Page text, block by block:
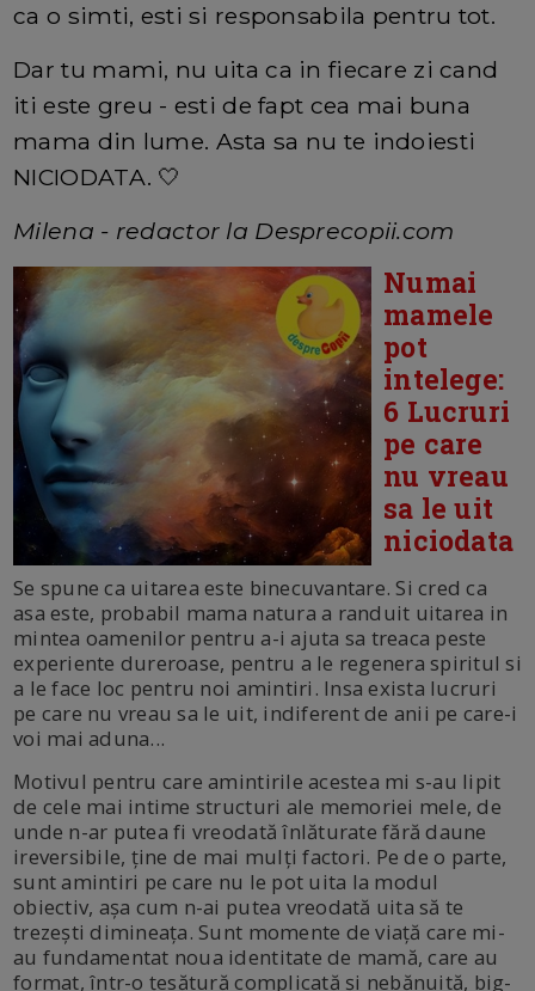
ca o simti, esti si responsabila pentru tot.
Dar tu mami, nu uita ca in fiecare zi cand
iti este greu - esti de fapt cea mai buna
mama din lume. Asta sa nu te indoiesti
NICIODATA. 🤍
Milena - redactor la Desprecopii.com
Numai
mamele
pot
intelege:
6 Lucruri
pe care
nu vreau
sa le uit
niciodata
Se spune ca uitarea este binecuvantare. Si cred ca
asa este, probabil mama natura a randuit uitarea in
mintea oamenilor pentru a-i ajuta sa treaca peste
experiente dureroase, pentru a le regenera spiritul si
a le face loc pentru noi amintiri. Insa exista lucruri
pe care nu vreau sa le uit, indiferent de anii pe care-i
voi mai aduna...
Motivul pentru care amintirile acestea mi s-au lipit
de cele mai intime structuri ale memoriei mele, de
unde n-ar putea fi vreodată înlăturate fără daune
ireversibile, ține de mai mulți factori. Pe de o parte,
sunt amintiri pe care nu le pot uita la modul
obiectiv, așa cum n-ai putea vreodată uita să te
trezești dimineața. Sunt momente de viață care mi-
au fundamentat noua identitate de mamă, care au
format, într-o țesătură complicată și nebănuită, big-